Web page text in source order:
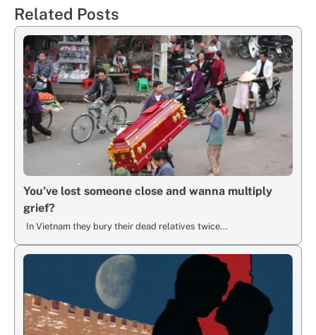
Related Posts
You’ve lost someone close and wanna multiply
grief?
In Vietnam they bury their dead relatives twice...